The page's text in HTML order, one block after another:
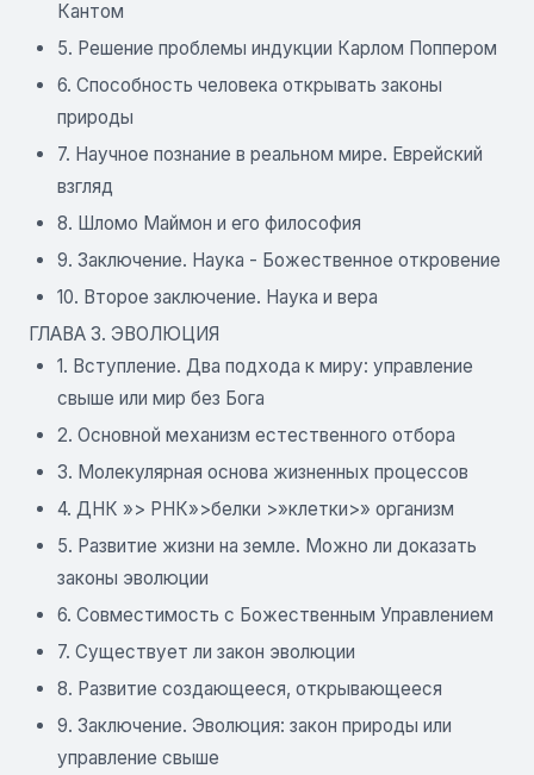
Кантом
5. Решение проблемы индукции Карлом Поппером
6. Способность человека открывать законы
природы
7. Научное познание в реальном мире. Еврейский
взгляд
8. Шломо Маймон и его философия
9. Заключение. Наука - Божественное откровение
10. Второе заключение. Наука и вера
ГЛАВА 3. ЭВОЛЮЦИЯ
1. Вступление. Два подхода к миру: управление
свыше или мир без Бога
2. Основной механизм естественного отбора
3. Молекулярная основа жизненных процессов
4. ДНК »> РНК»>белки >»клетки>» организм
5. Развитие жизни на земле. Можно ли доказать
законы эволюции
6. Совместимость с Божественным Управлением
7. Существует ли закон эволюции
8. Развитие создающееся, открывающееся
9. Заключение. Эволюция: закон природы или
управление свыше